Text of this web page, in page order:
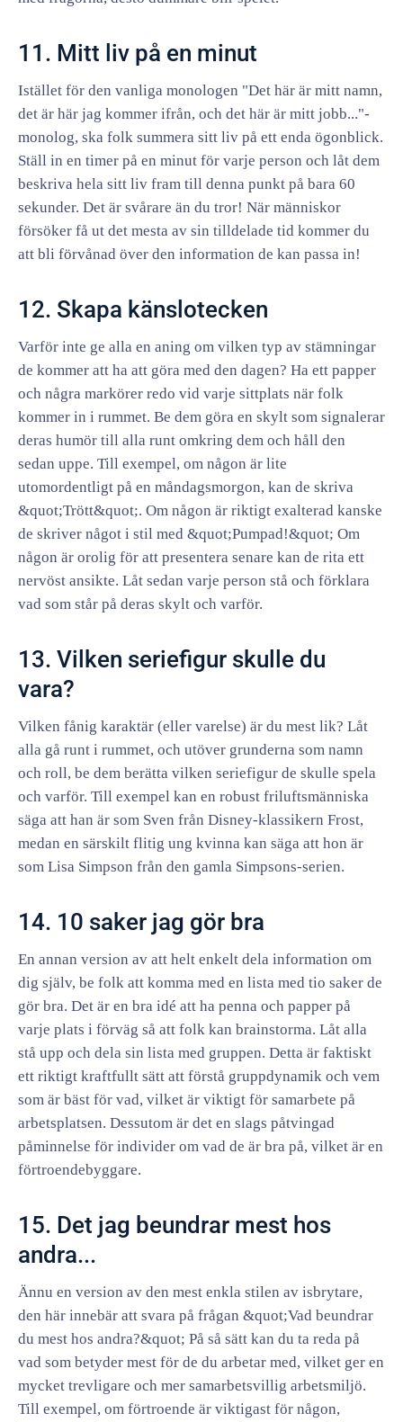
11. Mitt liv på en minut
Istället för den vanliga monologen "Det här är mitt namn,
det är här jag kommer ifrån, och det här är mitt jobb..."-
monolog, ska folk summera sitt liv på ett enda ögonblick.
Ställ in en timer på en minut för varje person och låt dem
beskriva hela sitt liv fram till denna punkt på bara 60
sekunder. Det är svårare än du tror! När människor
försöker få ut det mesta av sin tilldelade tid kommer du
att bli förvånad över den information de kan passa in!
12. Skapa känslotecken
Varför inte ge alla en aning om vilken typ av stämningar
de kommer att ha att göra med den dagen? Ha ett papper
och några markörer redo vid varje sittplats när folk
kommer in i rummet. Be dem göra en skylt som signalerar
deras humör till alla runt omkring dem och håll den
sedan uppe. Till exempel, om någon är lite
utomordentligt på en måndagsmorgon, kan de skriva
&quot;Trött&quot;. Om någon är riktigt exalterad kanske
de skriver något i stil med &quot;Pumpad!&quot; Om
någon är orolig för att presentera senare kan de rita ett
nervöst ansikte. Låt sedan varje person stå och förklara
vad som står på deras skylt och varför.
13. Vilken seriefigur skulle du
vara?
Vilken fånig karaktär (eller varelse) är du mest lik? Låt
alla gå runt i rummet, och utöver grunderna som namn
och roll, be dem berätta vilken seriefigur de skulle spela
och varför. Till exempel kan en robust friluftsmänniska
säga att han är som Sven från Disney-klassikern Frost,
medan en särskilt flitig ung kvinna kan säga att hon är
som Lisa Simpson från den gamla Simpsons-serien.
14. 10 saker jag gör bra
En annan version av att helt enkelt dela information om
dig själv, be folk att komma med en lista med tio saker de
gör bra. Det är en bra idé att ha penna och papper på
varje plats i förväg så att folk kan brainstorma. Låt alla
stå upp och dela sin lista med gruppen. Detta är faktiskt
ett riktigt kraftfullt sätt att förstå gruppdynamik och vem
som är bäst för vad, vilket är viktigt för samarbete på
arbetsplatsen. Dessutom är det en slags påtvingad
påminnelse för individer om vad de är bra på, vilket är en
förtroendebyggare.
15. Det jag beundrar mest hos
andra...
Ännu en version av den mest enkla stilen av isbrytare,
den här innebär att svara på frågan &quot;Vad beundrar
du mest hos andra?&quot; På så sätt kan du ta reda på
vad som betyder mest för de du arbetar med, vilket ger en
mycket trevligare och mer samarbetsvillig arbetsmiljö.
Till exempel, om förtroende är viktigast för någon,